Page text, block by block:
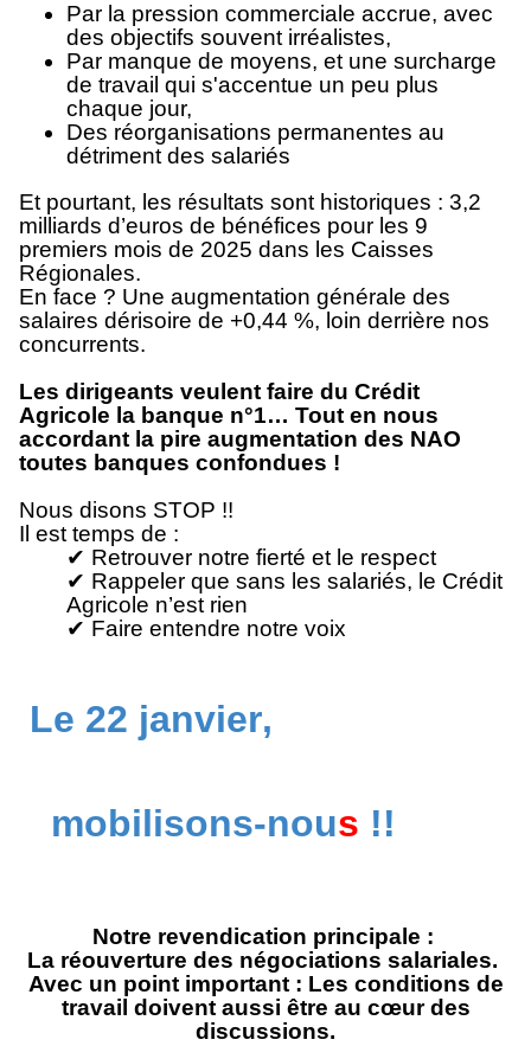
Par la pression commerciale accrue, avec
des objectifs souvent irréalistes,
Par manque de moyens, et une surcharge
de travail qui s'accentue un peu plus
chaque jour,
Des réorganisations permanentes au
détriment des salariés
Et pourtant, les résultats sont historiques : 3,2
milliards d’euros de bénéfices pour les 9
premiers mois de 2025 dans les Caisses
Régionales.
En face ? Une augmentation générale des
salaires dérisoire de +0,44 %, loin derrière nos
concurrents.
Les dirigeants veulent faire du Crédit
Agricole la banque n°1… Tout en nous
accordant la pire augmentation des NAO
toutes banques confondues !
Nous disons STOP !!
Il est temps de :
✔ Retrouver notre fierté et le respect
✔ Rappeler que sans les salariés, le Crédit
Agricole n’est rien
✔ Faire entendre notre voix
Le 22 janvier,
mobilisons-nous !!
Notre revendication principale :
La réouverture des négociations salariales.
Avec un point important : Les conditions de
travail doivent aussi être au cœur des
discussions.